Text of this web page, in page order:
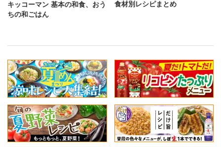
キッコーマン 基本の和食、おう
ちの和ごはん
食材別レシピまとめ